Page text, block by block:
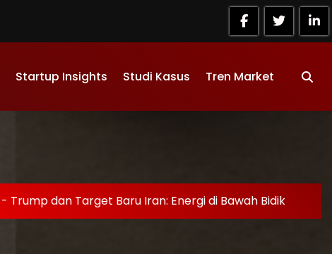
Startup Insights Studi Kasus Tren Market
- Trump dan Target Baru Iran: Energi di Bawah Bidik